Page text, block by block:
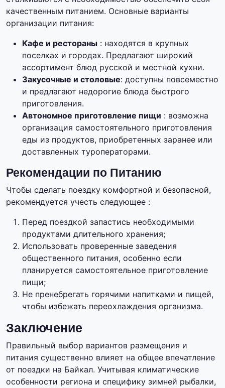
качественным питанием. Основные варианты
организации питания:
Кафе и рестораны : находятся в крупных
поселках и городах. Предлагают широкий
ассортимент блюд русской и местной кухни.
Закусочные и столовые: доступны повсеместно
и предлагают недорогие блюда быстрого
приготовления.
Автономное приготовление пищи : возможна
организация самостоятельного приготовления
еды из продуктов, приобретенных заранее или
доставленных туроператорами.
Рекомендации по Питанию
Чтобы сделать поездку комфортной и безопасной,
рекомендуется учесть следующее :
Перед поездкой запастись необходимыми
продуктами длительного хранения;
Использовать проверенные заведения
общественного питания, особенно если
планируется самостоятельное приготовление
пищи;
Не пренебрегать горячими напитками и пищей,
чтобы избежать переохлаждения организма.
Заключение
Правильный выбор вариантов размещения и
питания существенно влияет на общее впечатление
от поездки на Байкал. Учитывая климатические
особенности региона и специфику зимней рыбалки,